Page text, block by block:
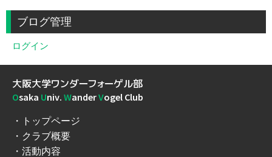
ブログ管理
ログイン
大阪大学ワンダーフォーゲル部
Osaka Univ.WanderVogel Club
トップページ
クラブ概要
活動内容